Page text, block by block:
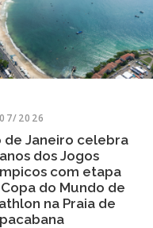
2026
de Janeiro celebra
dos Jogos
com etapa
do Mundo de
na Praia de